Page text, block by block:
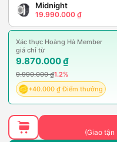
Midnight
19.990.000 ₫
Xác thực Hoàng Hà Member
giá chỉ từ
9.870.000 ₫
9.990.000 ₫1.2%
+40.000 ₫ Điểm thưởng
(Giao